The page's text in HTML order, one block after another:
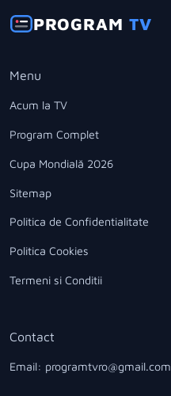
PROGRAMTV
Menu
Acum la TV
Program Complet
Cupa Mondială 2026
Sitemap
Politica de Confidentialitate
Politica Cookies
Termeni si Conditii
Contact
Email: programtvro@gmail.com